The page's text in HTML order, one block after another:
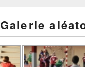
Galerie